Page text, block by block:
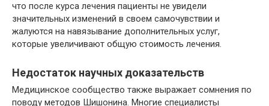
что после курса лечения пациенты не увидели
значительных изменений в своем самочувствии и
жалуются на навязывание дополнительных услуг,
которые увеличивают общую стоимость лечения​.
Недостаток научных доказательств
Медицинское сообщество также выражает сомнения по
поводу методов Шишонина. Многие специалисты